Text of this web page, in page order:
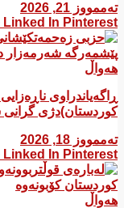
تەممووز 21, 2026
Linked In Pinterest
هەواڵ
ڕاگەیاندراوی
کوردستان)دژی
تەممووز 18, 2026
Linked In Pinterest
هەواڵ